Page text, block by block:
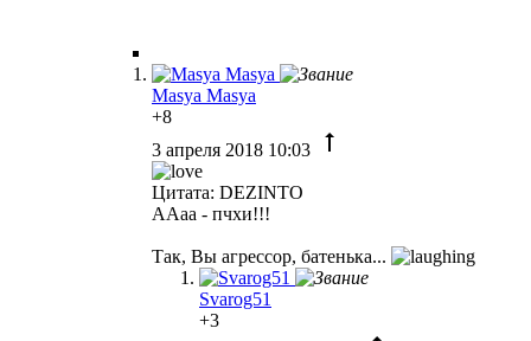
Masya Masya
+8
3 апреля 2018 10:03
Цитата: DEZINTO
ААаа - пчхи!!!
Так, Вы агрессор, батенька...
Svarog51
+3